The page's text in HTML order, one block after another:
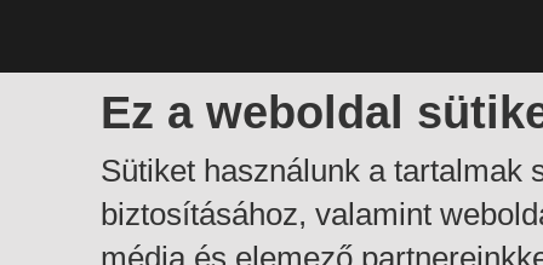
Ez a weboldal
Sütiket használunk a tartalmak
biztosításához, valamint
média és elemező